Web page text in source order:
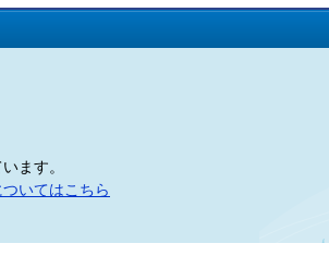
ます。
いてはこちら